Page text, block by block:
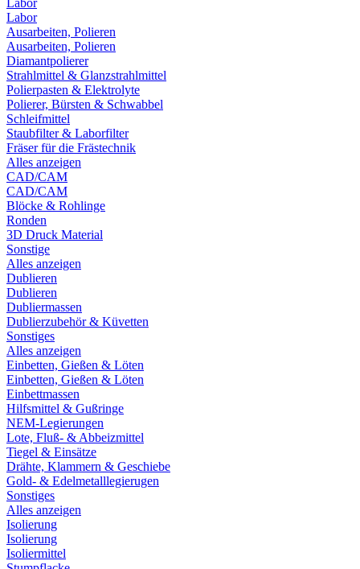
Labor
Labor
Ausarbeiten, Polieren
Ausarbeiten, Polieren
Diamantpolierer
Strahlmittel & Glanzstrahlmittel
Polierpasten & Elektrolyte
Polierer, Bürsten & Schwabbel
Schleifmittel
Staubfilter & Laborfilter
Fräser für die Frästechnik
Alles anzeigen
CAD/CAM
CAD/CAM
Blöcke & Rohlinge
Ronden
3D Druck Material
Sonstige
Alles anzeigen
Dublieren
Dublieren
Dubliermassen
Dublierzubehör & Küvetten
Sonstiges
Alles anzeigen
Einbetten, Gießen & Löten
Einbetten, Gießen & Löten
Einbettmassen
Hilfsmittel & Gußringe
NEM-Legierungen
Lote, Fluß- & Abbeizmittel
Tiegel & Einsätze
Drähte, Klammern & Geschiebe
Gold- & Edelmetalllegierugen
Sonstiges
Alles anzeigen
Isolierung
Isolierung
Isoliermittel